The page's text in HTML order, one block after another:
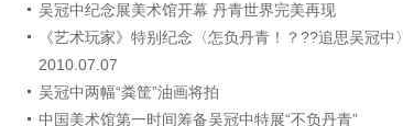
吴冠中纪念展美术馆开幕 丹青世界完美再现
《艺术玩家》特别纪念〈怎负丹青！？??追思吴冠中〉
2010.07.07
吴冠中两幅“粪筐”油画将拍
中国美术馆第一时间筹备吴冠中特展“不负丹青”